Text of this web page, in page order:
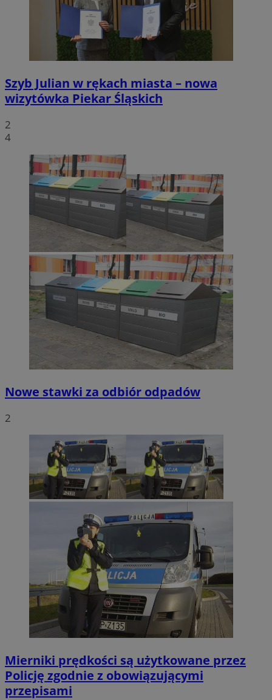
Szyb Julian w rękach miasta – nowa
wizytówka Piekar Śląskich
2
4
Nowe stawki za odbiór odpadów
2
Mierniki prędkości są użytkowane przez
Policję zgodnie z obowiązującymi
przepisami